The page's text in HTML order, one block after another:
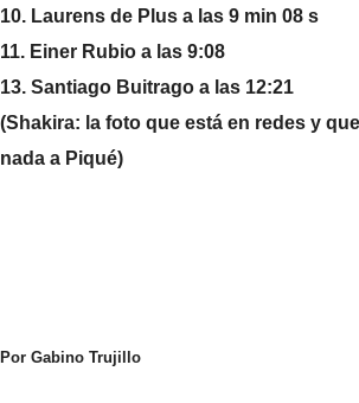
10. Laurens de Plus a las 9 min 08 s
11. Einer Rubio a las 9:08
13. Santiago Buitrago a las 12:21
(Shakira: la foto que está en redes y
nada a Piqué)
Por Gabino Trujillo